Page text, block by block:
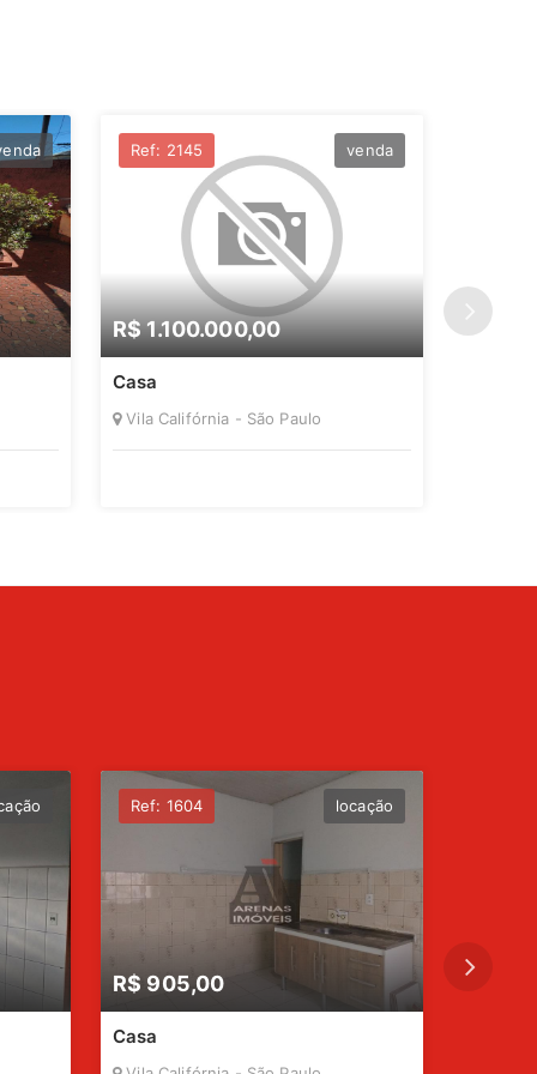
R$ 1.100.000,00
Ref: 2145 venda
Casa
Vila Califórnia - São Paulo
R$
R$ 905,00
Ref: 1604 locação
Casa
R$